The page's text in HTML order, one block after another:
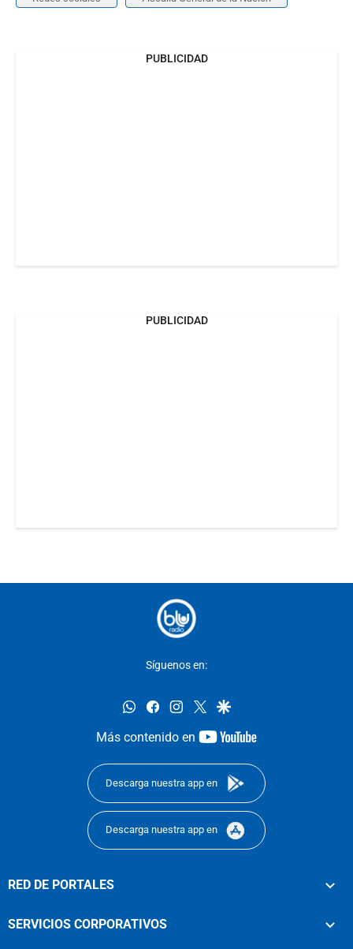
PUBLICIDAD
PUBLICIDAD
Síguenos en:
whatsappfacebookinstagram
twittergoogle
Más contenido en
youtube-
Descarga nuestra app en
Descarga nuestra app en
RED DE PORTALES
SERVICIOS CORPORATIVOS